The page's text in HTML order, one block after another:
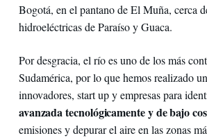
Bogotá, en el pantano de El Muña, cerca
hidroeléctricas de Paraíso y Guaca.
Por desgracia, el río es uno de los más
Sudamérica, por lo que hemos realizado
innovadores, start up y empresas para
avanzada tecnológicamente y de bajo
emisiones y depurar el aire en las zonas